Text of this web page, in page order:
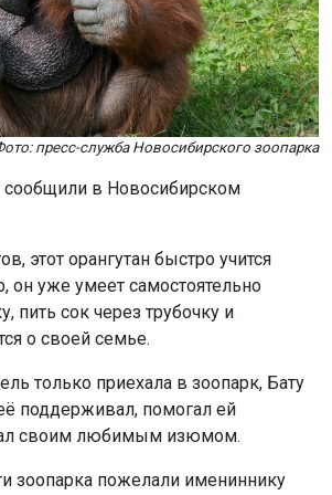
пресс-служба Новосибирского зоопарка
сообщили в Новосибирском
этот орангутан быстро учится
он уже умеет самостоятельно
пить сок через трубочку и
о своей семье.
только приехала в зоопарк, Бату
поддерживал, помогал ей
своим любимым изюмом.
зоопарка пожелали имениннику